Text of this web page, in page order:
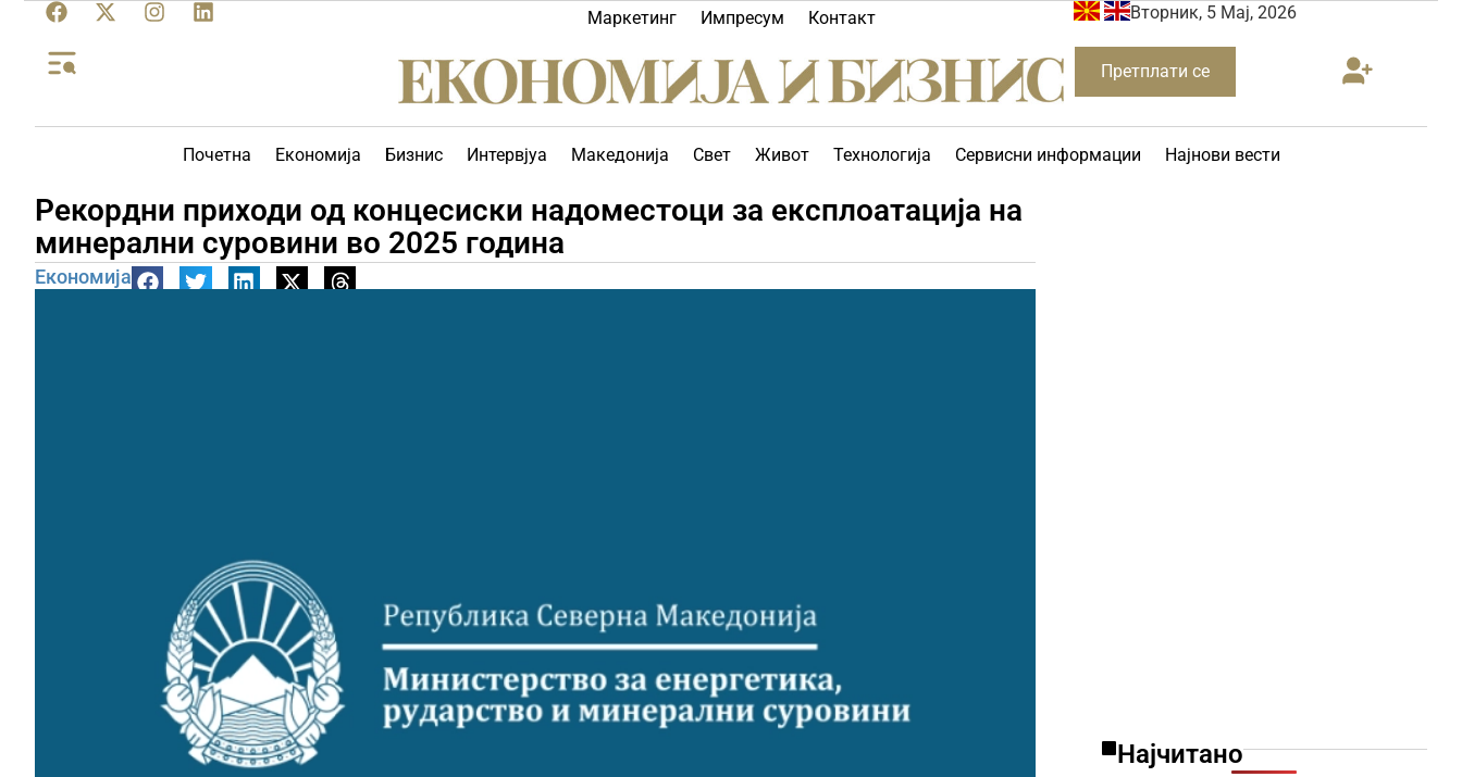
Маркетинг Импресум Контакт Вторник, 5 Мај, 2026
Претплати се
Почетна Економија Бизнис Интервјуа Македонија Свет Живот Технологија Сервисни информации Најнови вести
Рекордни приходи од концесиски надоместоци за експлоатација на
минерални суровини во 2025 година
Економија
Најчитано